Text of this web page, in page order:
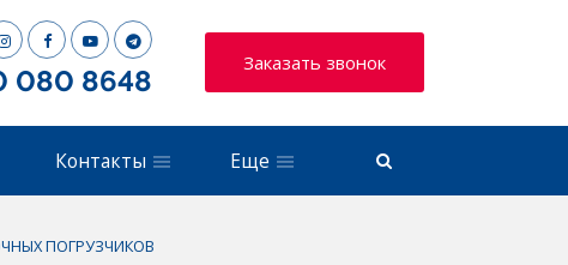
080 8648
Заказать звонок
Контакты Еще
ПОГРУЗЧИКОВ